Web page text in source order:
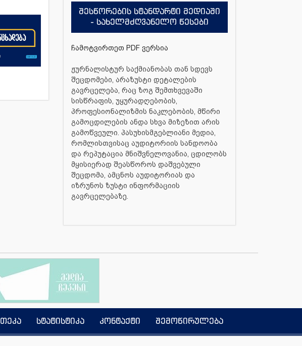
შესწორების სტანდარტი მედიაში
- სახელმძღვანელო წესები
ჩამოტვირთეთ PDF ვერსია
ჟურნალისტურ საქმიანობას თან სდევს
შეცდომები, არაზუსტი დეტალების
გავრცელება, რაც ზოგ შემთხვევაში
სისწრაფის, უყურადღებობის,
პროფესიონალიზმის ნაკლებობის, მწირი
გამოცდილების ანდა სხვა მიზეზით არის
გამოწვეული. პასუხისმგებლიანი მედია,
რომლისთვისაც აუდიტორიის სანდოობა
და რეპუტაცია მნიშვნელოვანია, ცდილობს
მყისიერად შეასწოროს დაშვებული
შეცდომა, ამცნოს აუდიტორიას და
იზრუნოს ზუსტი ინფორმაციის
გავრცელებაზე.
სტატისტიკა კონტაქტი შემოწირულება